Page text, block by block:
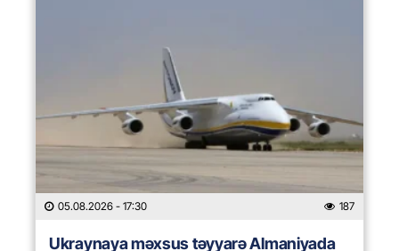
05.08.2026 - 17:30 187
Ukraynaya məxsus təyyarə Almaniyada